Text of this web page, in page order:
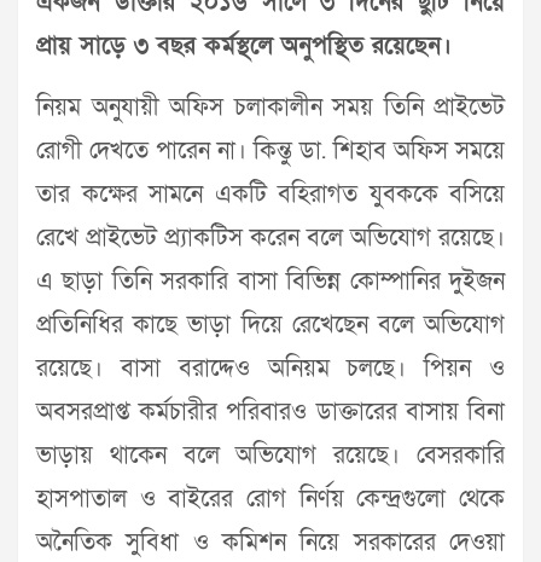
প্রায় সাড়ে ৩ বছর কর্মস্থলে অনুপস্থিত রয়েছেন।
নিয়ম অনুযায়ী অফিস চলাকালীন সময় তিনি প্রাইভেট
রোগী দেখতে পারেন না। কিন্তু ডা. শিহাব অফিস সময়ে
তার কক্ষের সামনে একটি বহিরাগত যুবককে বসিয়ে
রেখে প্রাইভেট প্র্যাকটিস করেন বলে অভিযোগ রয়েছে।
এ ছাড়া তিনি সরকারি বাসা বিভিন্ন কোম্পানির দুইজন
প্রতিনিধির কাছে ভাড়া দিয়ে রেখেছেন বলে অভিযোগ
রয়েছে। বাসা বরাদ্দেও অনিয়ম চলছে। পিয়ন ও
অবসরপ্রাপ্ত কর্মচারীর পরিবারও ডাক্তারের বাসায় বিনা
ভাড়ায় থাকেন বলে অভিযোগ রয়েছে। বেসরকারি
হাসপাতাল ও বাইরের রোগ নির্ণয় কেন্দ্রগুলো থেকে
অনৈতিক সুবিধা ও কমিশন নিয়ে সরকারের দেওয়া